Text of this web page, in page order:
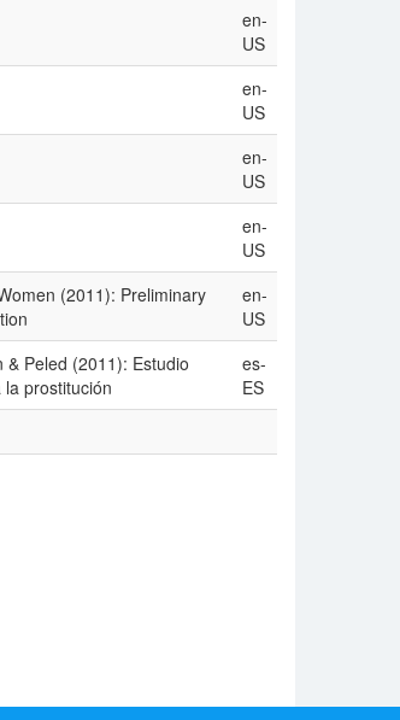
en-
US
en-
US
en-
US
en-
US
(2011): Preliminary
en-
US
Peled (2011): Estudio
prostitución
es-
ES